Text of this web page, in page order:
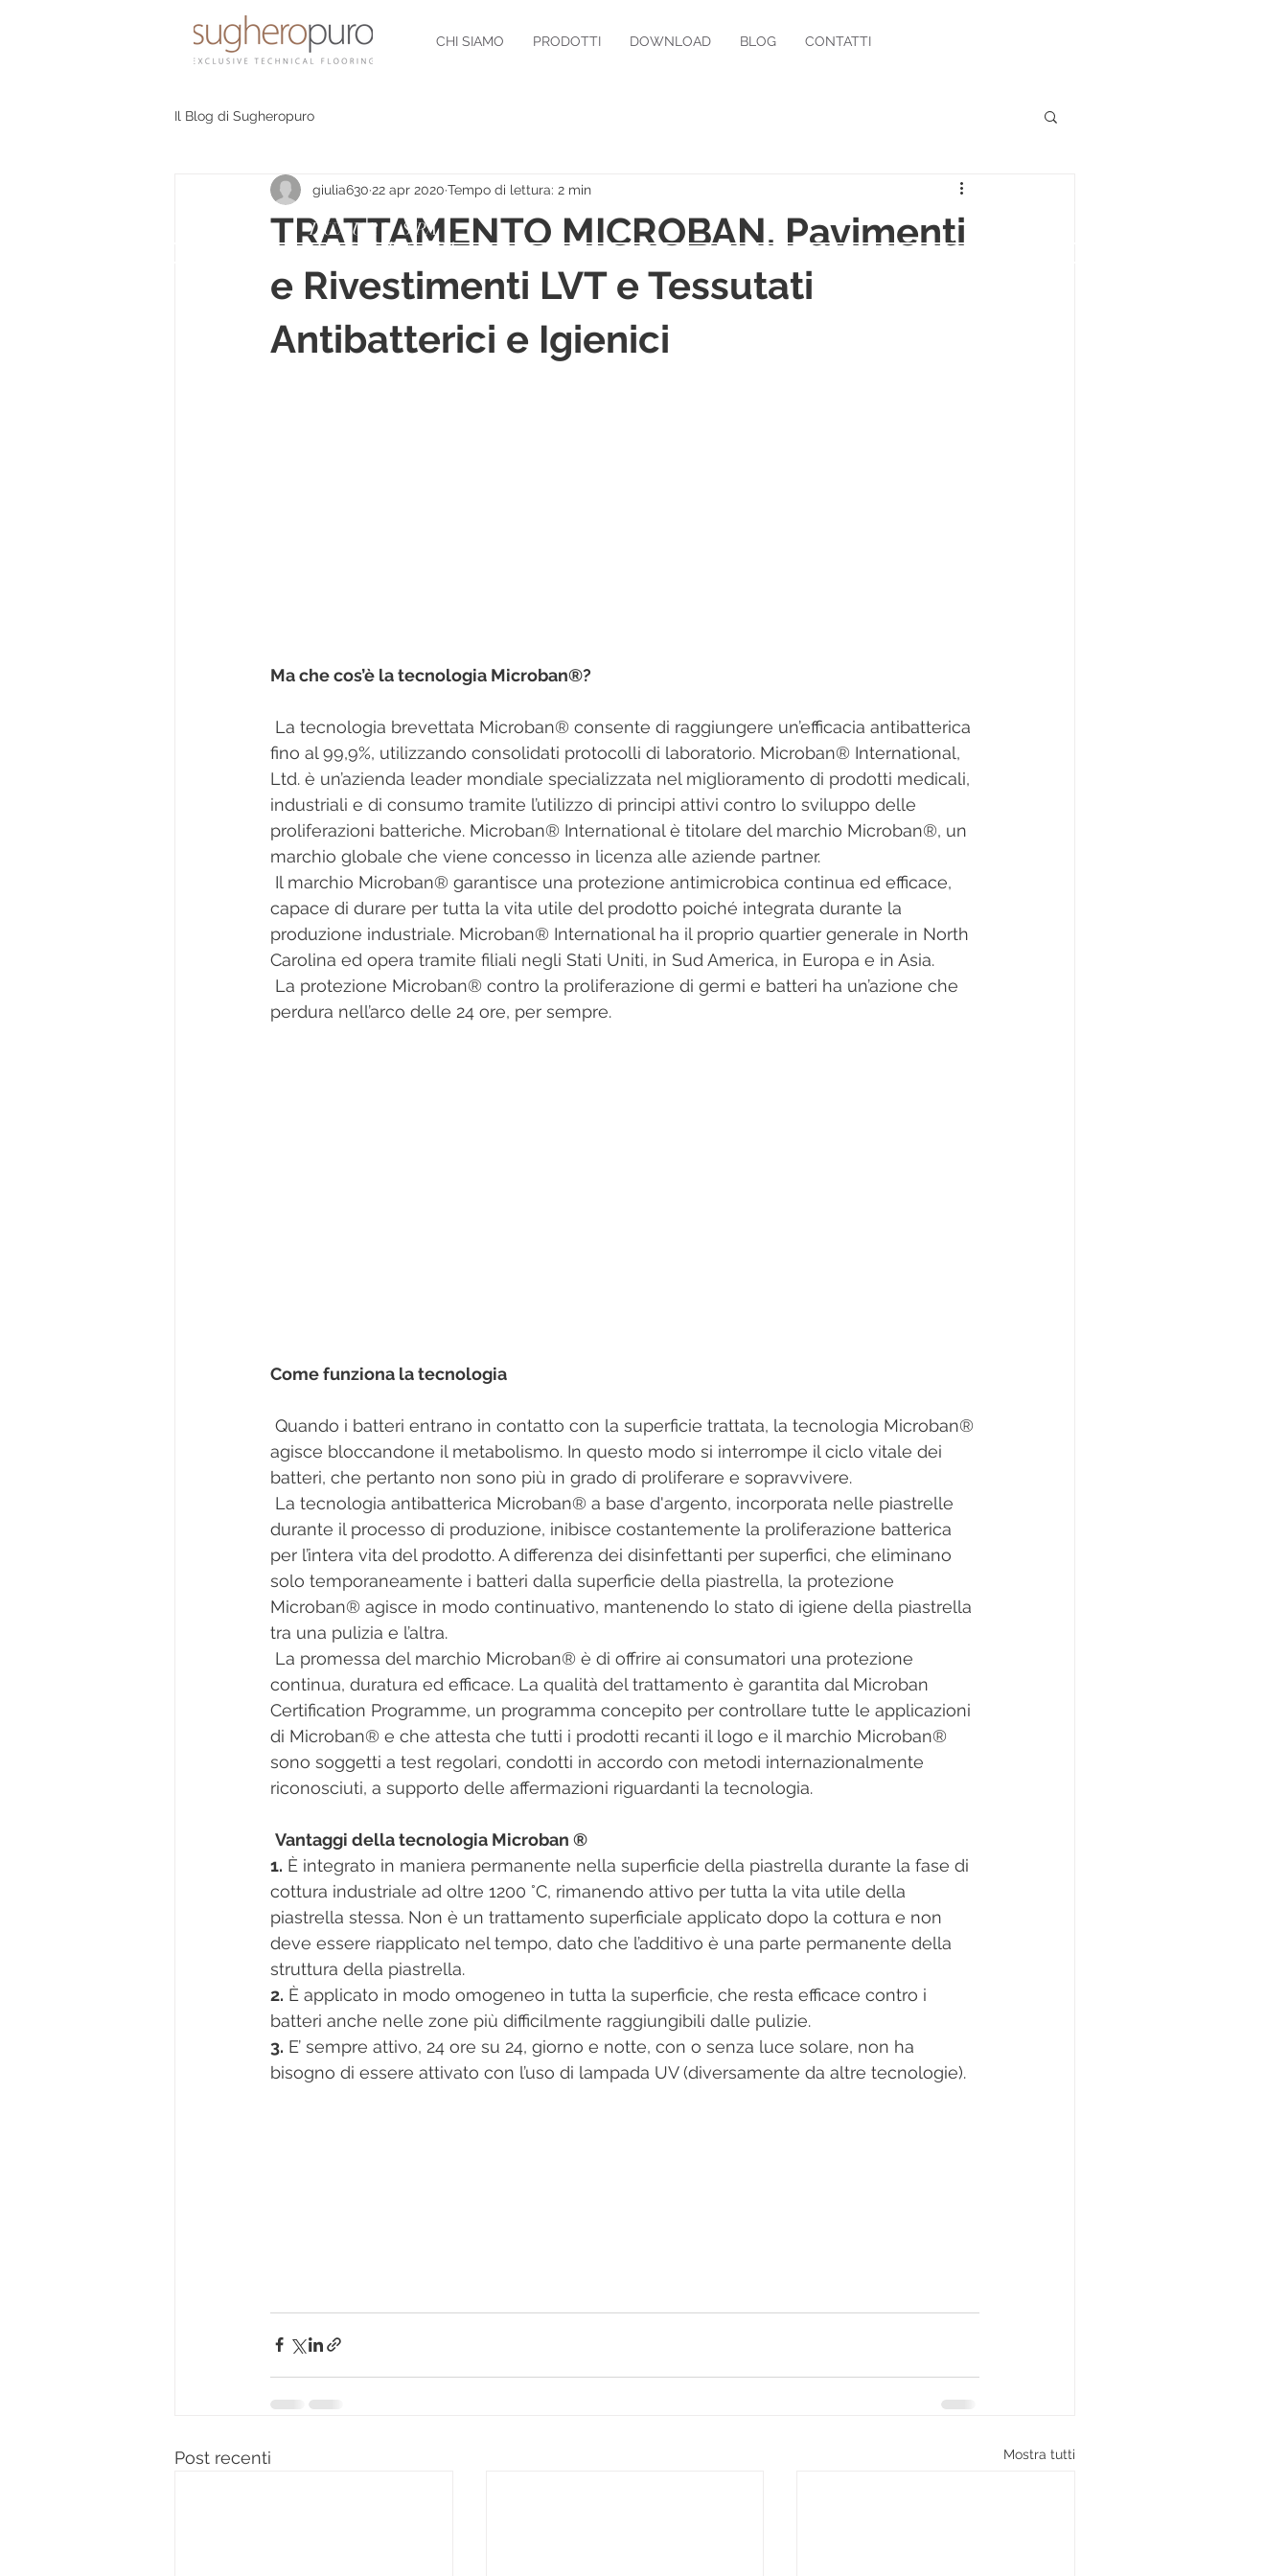
CHI SIAMO PRODOTTI DOWNLOAD BLOG CONTATTI
LUXURY SPA
LUXURY SPA
Il Blog di Sugheropuro
TRATTAMENTO MICROBAN. Pavimenti
e Rivestimenti LVT e Tessutati
Antibatterici e Igienici
giulia630 22 apr 2020 Tempo di lettura: 2 min
Ma che cos’è la tecnologia Microban®?
fino al 99,9%, utilizzando consolidati protocolli di laboratorio. Microban® International,
Ltd. è un’azienda leader mondiale specializzata nel miglioramento di prodotti medicali,
industriali e di consumo tramite l’utilizzo di principi attivi contro lo sviluppo delle
proliferazioni batteriche. Microban® International è titolare del marchio Microban®, un
marchio globale che viene concesso in licenza alle aziende partner.
capace di durare per tutta la vita utile del prodotto poiché integrata durante la
produzione industriale. Microban® International ha il proprio quartier generale in North
Carolina ed opera tramite filiali negli Stati Uniti, in Sud America, in Europa e in Asia.
perdura nell’arco delle 24 ore, per sempre.
Come funziona la tecnologia
agisce bloccandone il metabolismo. In questo modo si interrompe il ciclo vitale dei
batteri, che pertanto non sono più in grado di proliferare e sopravvivere.
durante il processo di produzione, inibisce costantemente la proliferazione batterica
per l’intera vita del prodotto. A differenza dei disinfettanti per superfici, che eliminano
solo temporaneamente i batteri dalla superficie della piastrella, la protezione
Microban® agisce in modo continuativo, mantenendo lo stato di igiene della piastrella
tra una pulizia e l’altra.
continua, duratura ed efficace. La qualità del trattamento è garantita dal Microban
Certification Programme, un programma concepito per controllare tutte le applicazioni
di Microban® e che attesta che tutti i prodotti recanti il logo e il marchio Microban®
sono soggetti a test regolari, condotti in accordo con metodi internazionalmente
riconosciuti, a supporto delle affermazioni riguardanti la tecnologia.
Vantaggi della tecnologia Microban ®
1. È integrato in maniera permanente nella superficie della piastrella durante la fase di
cottura industriale ad oltre 1200 °C, rimanendo attivo per tutta la vita utile della
piastrella stessa. Non è un trattamento superficiale applicato dopo la cottura e non
deve essere riapplicato nel tempo, dato che l’additivo è una parte permanente della
struttura della piastrella.
2. È applicato in modo omogeneo in tutta la superficie, che resta efficace contro i
batteri anche nelle zone più difficilmente raggiungibili dalle pulizie.
3. E’ sempre attivo, 24 ore su 24, giorno e notte, con o senza luce solare, non ha
bisogno di essere attivato con l’uso di lampada UV (diversamente da altre tecnologie).
Post recenti Mostra tutti